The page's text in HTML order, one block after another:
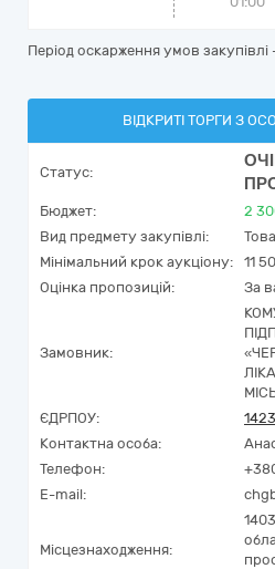
Період оскарження умов закупівлі
ВІДКРИТІ ТОРГИ З
Статус:
Бюджет: 2
Вид предмету закупівлі:
Мінімальний крок аукціону:
11
Оцінка пропозицій:
За
Замовник:
ЄДРПОУ:
Контактна особа:
Телефон:
E-mail:
Місцезнаходження: